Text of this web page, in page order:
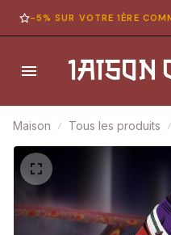
-5% SUR VOTRE 1ÈRE
Maison Tous les produits